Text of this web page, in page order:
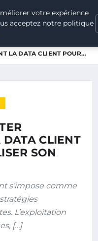
LA DATA CLIENT POUR…
DATA CLIENT
SON
s’impose comme
L’exploitation
[…]
votre expérience
acceptez notre politique